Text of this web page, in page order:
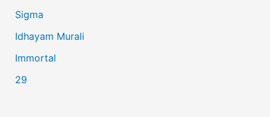
Sigma
Idhayam Murali
Immortal
29